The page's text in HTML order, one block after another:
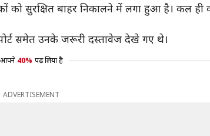
को सुरक्षित बाहर निकालने में लगा हुआ है। कल
समेत उनके जरूरी दस्तावेज देखे गए थे।
आपने 40% पढ़ लिया है
ADVERTISEMENT